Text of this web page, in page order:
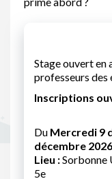
Stage ouvert en
professeurs des
Inscriptions
Du Mercredi 9
décembre 2026
Lieu :Sorbonne
5e